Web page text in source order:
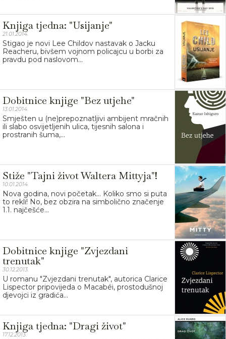
Knjiga tjedna: "Usijanje"
21.01.2014.
Stigao je novi Lee Childov nastavak o Jacku
Reacheru, bivšem vojnom policajcu u borbi za
pravdu pod naslovom...
Dobitnice knjige "Bez utjehe"
13.01.2014.
Smješten u (ne)prepoznatljivi ambijent mračnih
ili slabo osvijetljenih ulica, tijesnih salona i
prostranih šuma,...
Stiže "Tajni život Waltera Mittyja"!
10.01.2014.
Nova godina, novi početak... Koliko smo si puta
to rekli! No, bez obzira na simbolično značenje
1.1. najčešće...
Dobitnice knjige "Zvjezdani
trenutak"
30.12.2013.
U romanu "Zvjezdani trenutak", autorica Clarice
Lispector pripovijeda o Macabéi, prostodušnoj
djevojci iz gradića...
Knjiga tjedna: "Dragi život"
17.12.2013.